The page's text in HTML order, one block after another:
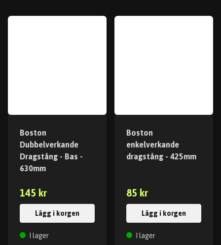
Boston
Dubbelverkande
Dragstång - Bas -
630mm
145 kr
Lägg i korgen
I lager
Boston
enkelverkande
dragstång - 425mm
85 kr
Lägg i korgen
I lager